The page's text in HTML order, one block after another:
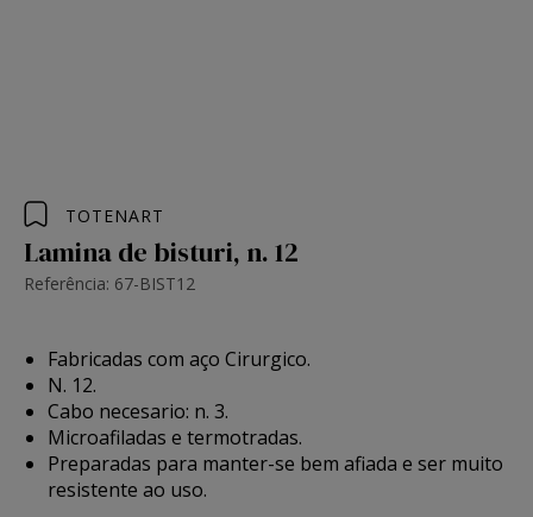
TOTENART
Lamina de bisturi, n. 12
Referência: 67-BIST12
Fabricadas com aço Cirurgico.
N. 12.
Cabo necesario: n. 3.
Microafiladas e termotradas.
Preparadas para manter-se bem afiada e ser muito
resistente ao uso.